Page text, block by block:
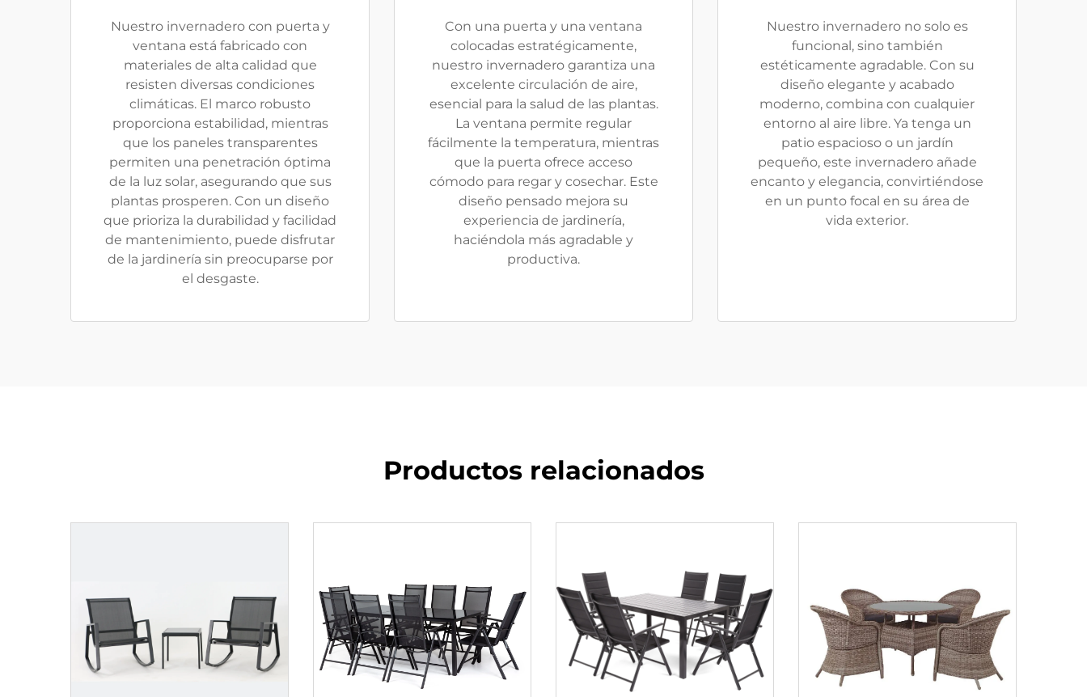
Nuestro invernadero con puerta y
ventana está fabricado con
materiales de alta calidad que
resisten diversas condiciones
climáticas. El marco robusto
proporciona estabilidad, mientras
que los paneles transparentes
permiten una penetración óptima
de la luz solar, asegurando que sus
plantas prosperen. Con un diseño
que prioriza la durabilidad y facilidad
de mantenimiento, puede disfrutar
de la jardinería sin preocuparse por
el desgaste.
Con una puerta y una ventana
colocadas estratégicamente,
nuestro invernadero garantiza una
excelente circulación de aire,
esencial para la salud de las plantas.
La ventana permite regular
fácilmente la temperatura, mientras
que la puerta ofrece acceso
cómodo para regar y cosechar. Este
diseño pensado mejora su
experiencia de jardinería,
haciéndola más agradable y
productiva.
Nuestro invernadero no solo es
funcional, sino también
estéticamente agradable. Con su
diseño elegante y acabado
moderno, combina con cualquier
entorno al aire libre. Ya tenga un
patio espacioso o un jardín
pequeño, este invernadero añade
encanto y elegancia, convirtiéndose
en un punto focal en su área de
vida exterior.
Productos relacionados